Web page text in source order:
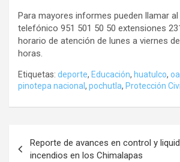
Para mayores informes pueden llamar
telefónico 951 501 50 50 extensiones
horario de atención de lunes a viernes
horas.
Etiquetas: deporte, Educación, huatulco,
pinotepa nacional , pochutla, Protección Civil
de
Reporte de avances en control y
incendios en los Chimalapas